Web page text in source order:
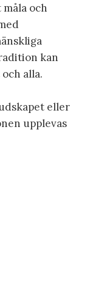
och
kan
alla.
eller
upplevas